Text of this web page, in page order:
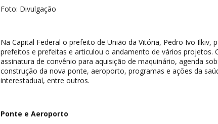
Foto: Divulgação
Na Capital Federal o prefeito de União da Vitória, Pedro Ivo Ilkiv,
prefeitos e prefeitas e articulou o andamento de vários projetos.
assinatura de convênio para aquisição de maquinário, agenda
construção da nova ponte, aeroporto, programas e ações da
interestadual, entre outros.
Ponte e Aeroporto